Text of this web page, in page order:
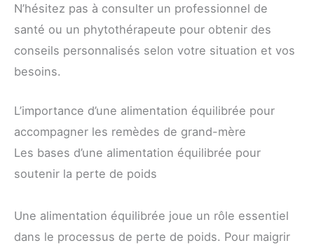
N’hésitez pas à consulter un professionnel de
santé ou un phytothérapeute pour obtenir des
conseils personnalisés selon votre situation et vos
besoins.
L’importance d’une alimentation équilibrée pour
accompagner les remèdes de grand-mère
Les bases d’une alimentation équilibrée pour
soutenir la perte de poids
Une alimentation équilibrée joue un rôle essentiel
dans le processus de perte de poids. Pour maigrir